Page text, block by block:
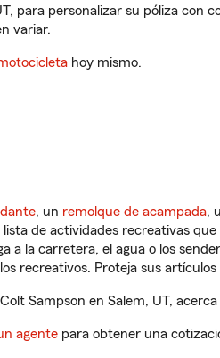
para personalizar su póliza
variar.
hoy mismo.
, un remolque de acampada,
de actividades recreativas
a la carretera, el agua o los
recreativos. Proteja sus
Sampson en Salem, UT,
agente para obtener una